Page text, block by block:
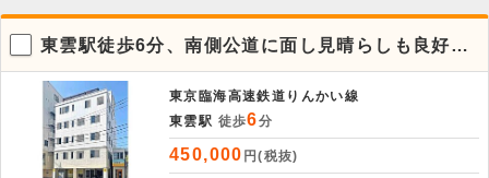
東雲駅徒歩6分、南側公道に面し見晴らしも良好な
4階ワンフロア
東京臨海高速鉄道りんかい線
東雲駅 徒歩6分
450,000 円(税抜)